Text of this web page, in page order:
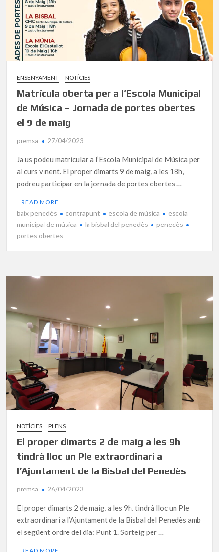
ENSENYAMENT NOTÍCIES
Matrícula oberta per a l’Escola Municipal
de Música – Jornada de portes obertes
el 9 de maig
premsa 27/04/2023
Ja us podeu matricular a l’Escola Municipal de Música per
al curs vinent. El proper dimarts 9 de maig, a les 18h,
podreu participar en la jornada de portes obertes …
READ MORE
baix penedès contrapunt escola de música
escola
municipal de música
la bisbal del penedès
penedès
portes obertes
NOTÍCIES PLENS
El proper dimarts 2 de maig a les 9h
tindrà lloc un Ple extraordinari a
l’Ajuntament de la Bisbal del Penedès
premsa 26/04/2023
El proper dimarts 2 de maig, a les 9h, tindrà lloc un Ple
extraordinari a l’Ajuntament de la Bisbal del Penedès amb
el següent ordre del dia: Punt 1. Sorteig per …
READ MORE